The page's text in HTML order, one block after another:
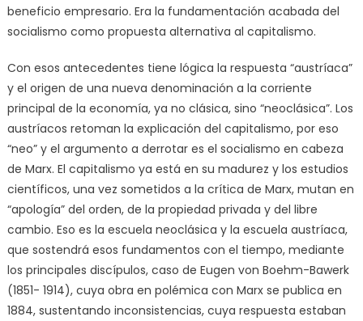
beneficio empresario. Era la fundamentación acabada del
socialismo como propuesta alternativa al capitalismo.
Con esos antecedentes tiene lógica la respuesta “austríaca”
y el origen de una nueva denominación a la corriente
principal de la economía, ya no clásica, sino “neoclásica”. Los
austríacos retoman la explicación del capitalismo, por eso
“neo” y el argumento a derrotar es el socialismo en cabeza
de Marx. El capitalismo ya está en su madurez y los estudios
científicos, una vez sometidos a la crítica de Marx, mutan en
“apología” del orden, de la propiedad privada y del libre
cambio. Eso es la escuela neoclásica y la escuela austríaca,
que sostendrá esos fundamentos con el tiempo, mediante
los principales discípulos, caso de Eugen von Boehm-Bawerk
(1851- 1914), cuya obra en polémica con Marx se publica en
1884, sustentando inconsistencias, cuya respuesta estaban